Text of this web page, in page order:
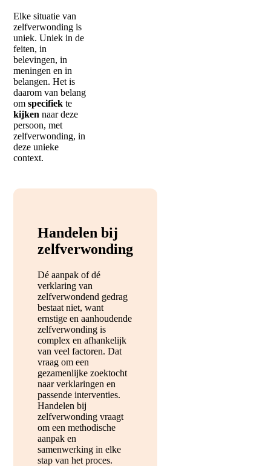
Elke situatie van
zelfverwonding is
uniek. Uniek in de
feiten, in
belevingen, in
meningen en in
belangen. Het is
daarom van belang
omspecifiek te
kijken naar deze
persoon, met
zelfverwonding, in
deze unieke
context.
Handelen bij
zelfverwonding
Dé aanpak of dé
verklaring van
zelfverwondend gedrag
bestaat niet, want
ernstige en aanhoudende
zelfverwonding is
complex en afhankelijk
van veel factoren. Dat
vraag om een
gezamenlijke zoektocht
naar verklaringen en
passende interventies.
Handelen bij
zelfverwonding vraagt
om een methodische
aanpak en
samenwerking in elke
stap van het proces.